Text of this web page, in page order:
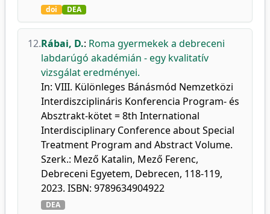
doi DEA
12.Rábai, D.: Roma gyermekek a debreceni
labdarúgó akadémián - egy kvalitatív
vizsgálat eredményei.
In: VIII. Különleges Bánásmód Nemzetközi
Interdiszciplináris Konferencia Program- és
Absztrakt-kötet = 8th International
Interdisciplinary Conference about Special
Treatment Program and Abstract Volume.
Szerk.: Mező Katalin, Mező Ferenc,
Debreceni Egyetem, Debrecen, 118-119,
2023. ISBN: 9789634904922
DEA